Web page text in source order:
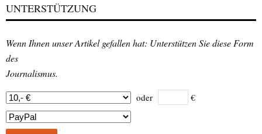
UNTERSTÜTZUNG
Wenn Ihnen unser Artikel gefallen hat: Unterstützen Sie diese Form
des
Journalismus.
oder €